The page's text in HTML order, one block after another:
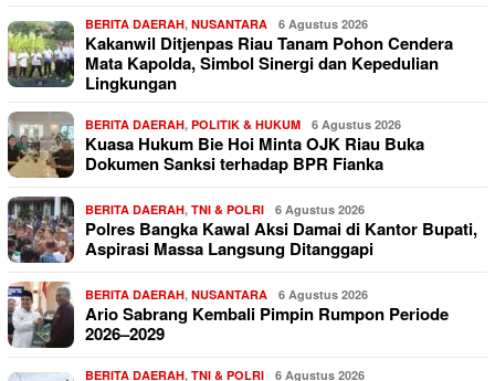
BERITA DAERAH, NUSANTARA 6 Agustus 2026
Kakanwil Ditjenpas Riau Tanam Pohon Cendera
Mata Kapolda, Simbol Sinergi dan Kepedulian
Lingkungan
BERITA DAERAH, POLITIK & HUKUM 6 Agustus 2026
Kuasa Hukum Bie Hoi Minta OJK Riau Buka
Dokumen Sanksi terhadap BPR Fianka
BERITA DAERAH, TNI & POLRI 6 Agustus 2026
Polres Bangka Kawal Aksi Damai di Kantor Bupati,
Aspirasi Massa Langsung Ditanggapi
BERITA DAERAH, NUSANTARA 6 Agustus 2026
Ario Sabrang Kembali Pimpin Rumpon Periode
2026–2029
BERITA DAERAH, TNI & POLRI 6 Agustus 2026